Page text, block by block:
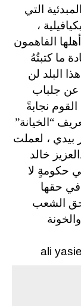
التي
،
الفاهمون
ما كتبتُهُ
البلد لن
عن جلباب
نجابةً
“الخيانة”
بيدي ، لعملت
خالد
حكومةٍ لا
في حقها
الشعب
ali